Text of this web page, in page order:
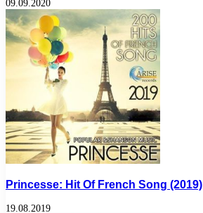
09.09.2020
Princesse: Hit Of French Song (2019)
19.08.2019